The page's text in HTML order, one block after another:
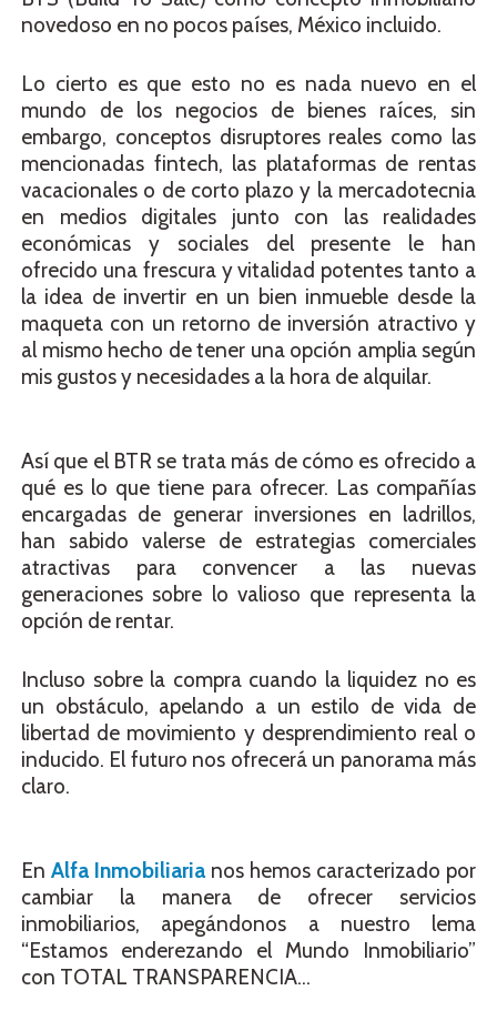
novedoso en no pocos países, México incluido.
Lo cierto es que esto no es nada nuevo en el
mundo de los negocios de bienes raíces, sin
embargo, conceptos disruptores reales como las
mencionadas fintech, las plataformas de rentas
vacacionales o de corto plazo y la mercadotecnia
en medios digitales junto con las realidades
económicas y sociales del presente le han
ofrecido una frescura y vitalidad potentes tanto a
la idea de invertir en un bien inmueble desde la
maqueta con un retorno de inversión atractivo y
al mismo hecho de tener una opción amplia según
mis gustos y necesidades a la hora de alquilar.
Así que el BTR se trata más de cómo es ofrecido a
qué es lo que tiene para ofrecer. Las compañías
encargadas de generar inversiones en ladrillos,
han sabido valerse de estrategias comerciales
atractivas para convencer a las nuevas
generaciones sobre lo valioso que representa la
opción de rentar.
Incluso sobre la compra cuando la liquidez no es
un obstáculo, apelando a un estilo de vida de
libertad de movimiento y desprendimiento real o
inducido. El futuro nos ofrecerá un panorama más
claro.
En Alfa Inmobiliaria nos hemos caracterizado por
cambiar la manera de ofrecer servicios
inmobiliarios, apegándonos a nuestro lema
“Estamos enderezando el Mundo Inmobiliario”
con TOTAL TRANSPARENCIA…